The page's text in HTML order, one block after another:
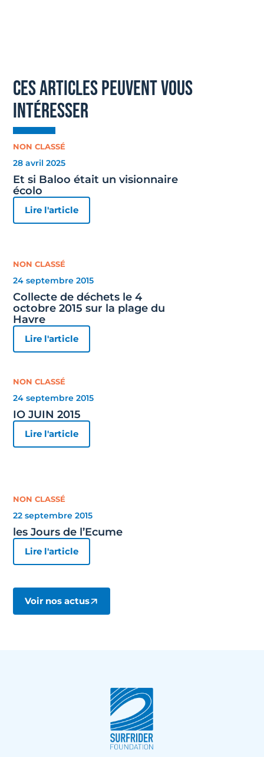
ces articles peuvent vous
intéresser
NON CLASSÉ
28 avril 2025
Et si Baloo était un visionnaire
écolo
Lire l'article
NON CLASSÉ
24 septembre 2015
Collecte de déchets le 4
octobre 2015 sur la plage du
Havre
Lire l'article
NON CLASSÉ
24 septembre 2015
IO JUIN 2015
Lire l'article
NON CLASSÉ
22 septembre 2015
les Jours de l’Ecume
Lire l'article
Voir nos actus